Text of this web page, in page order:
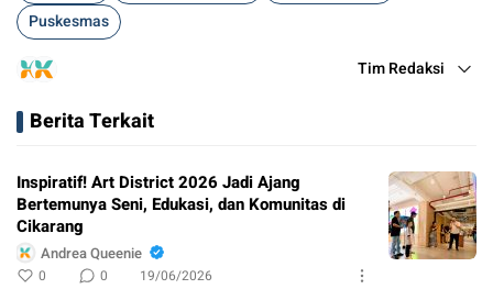
Puskesmas
Tim Redaksi
Berita Terkait
Inspiratif! Art District 2026 Jadi Ajang
Bertemunya Seni, Edukasi, dan Komunitas di
Cikarang
Andrea Queenie
0 0 19/06/2026